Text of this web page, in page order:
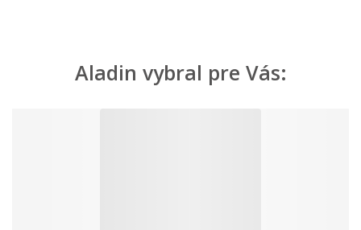
Aladin vybral pre Vás: